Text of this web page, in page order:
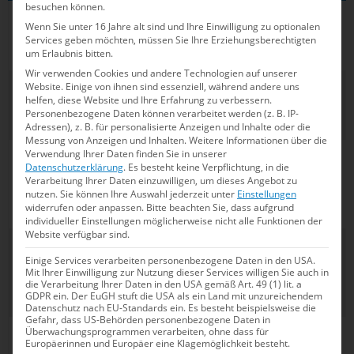
Aktive
Disziplin
Schwimmer
Bochum
Technische
Klara Bleyer
Freie
Schwimmer
Bochum
Solo Freie
Kür
5
Klara
Bleyer/Amélie
Blumenthal
Haz
Freie
Schwimmer
Bochum
Duett
Technische
Kür
Klara
Bleyer/Amélie
Blumenthal
Haz
Freie
Schwimmer
Bochum
Duett Freie
Kür
8
Daria
SB Bayern
Mixed-
besuchen können.
Wenn Sie unter 16 Jahre alt sind und Ihre Einwilligung zu optionalen
Services geben möchten, müssen Sie Ihre Erziehungsberechtigten
um Erlaubnis bitten.
Wir verwenden Cookies und andere Technologien auf unserer
Website. Einige von ihnen sind essenziell, während andere uns
helfen, diese Website und Ihre Erfahrung zu verbessern.
Personenbezogene Daten können verarbeitet werden (z. B. IP-
Adressen), z. B. für personalisierte Anzeigen und Inhalte oder die
Messung von Anzeigen und Inhalten.Weitere Informationen über die
Verwendung Ihrer Daten finden Sie in unserer
Datenschutzerklärung. Es besteht keine Verpflichtung, in die
Verarbeitung Ihrer Daten einzuwilligen, um dieses Angebot zu
nutzen.Sie können Ihre Auswahl jederzeit unter Einstellungen
widerrufen oder anpassen. Bitte beachten Sie, dass aufgrund
individueller Einstellungen möglicherweise nicht alle Funktionen der
Website verfügbar sind.
Einige Services verarbeiten personenbezogene Daten in den USA.
Mit Ihrer Einwilligung zur Nutzung dieser Services willigen Sie auch in
die Verarbeitung Ihrer Daten in den USA gemäß Art. 49 (1) lit. a
GDPR ein. Der EuGH stuft die USA als ein Land mit unzureichendem
Datenschutz nach EU-Standards ein. Es besteht beispielsweise die
Gefahr, dass US-Behörden personenbezogene Daten in
Überwachungsprogrammen verarbeiten, ohne dass für
Europäerinnen und Europäer eine Klagemöglichkeit besteht.